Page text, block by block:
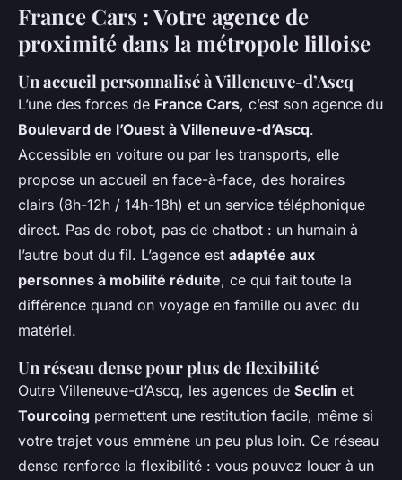
France Cars : Votre agence de
proximité dans la métropole lilloise
Un accueil personnalisé à Villeneuve-d’Ascq
L’une des forces de France Cars, c’est son agence du
Boulevard de l’Ouest à Villeneuve-d’Ascq.
Accessible en voiture ou par les transports, elle
propose un accueil en face-à-face, des horaires
clairs (8h-12h / 14h-18h) et un service téléphonique
direct. Pas de robot, pas de chatbot : un humain à
l’autre bout du fil. L’agence est adaptée aux
personnes à mobilité réduite, ce qui fait toute la
différence quand on voyage en famille ou avec du
matériel.
Un réseau dense pour plus de flexibilité
Outre Villeneuve-d’Ascq, les agences de Seclin et
Tourcoing permettent une restitution facile, même si
votre trajet vous emmène un peu plus loin. Ce réseau
dense renforce la flexibilité : vous pouvez louer à un